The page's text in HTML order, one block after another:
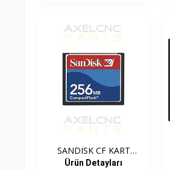
SANDISK CF KART
ADAPTOR...
Ürün Detayları